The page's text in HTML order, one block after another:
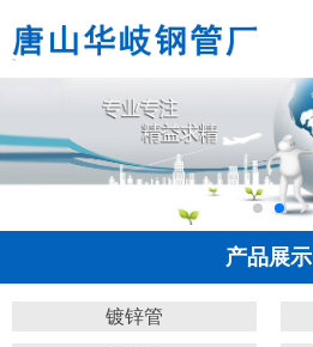
产品展示
镀锌管